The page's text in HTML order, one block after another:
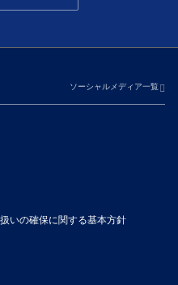
ソーシャルメディア一覧
いの確保に関する基本方針